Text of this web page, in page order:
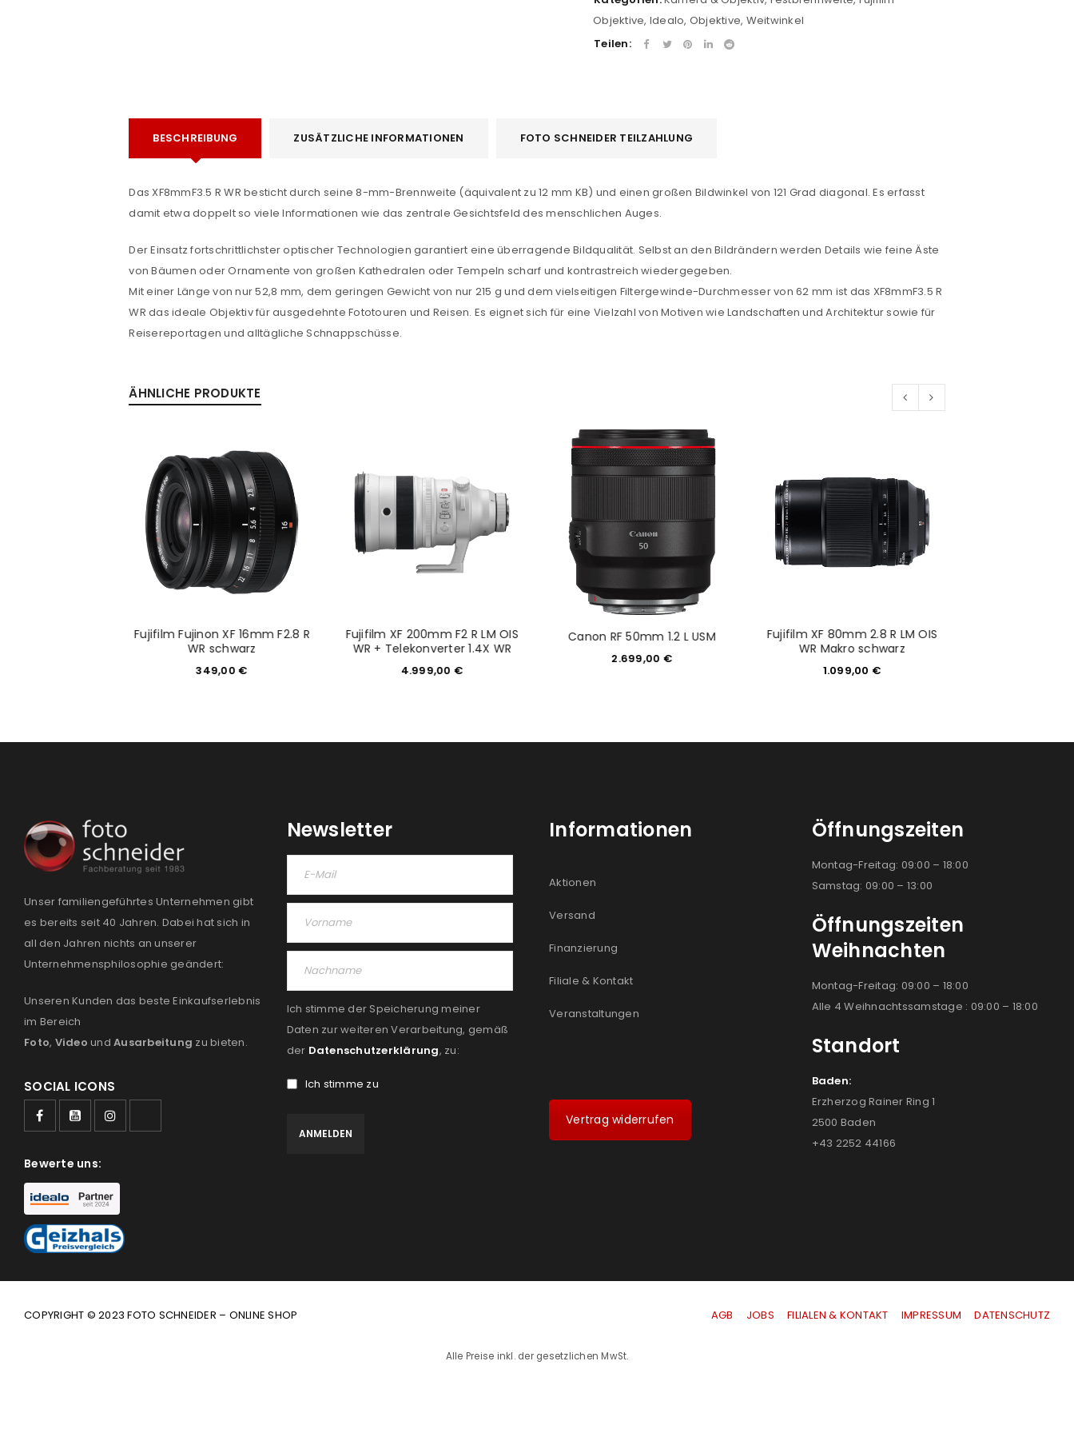
ANMELDEN
Benutzername oder E-Mail-Adresse
Anmeldeformular geschützt durch
PASSWORT VERGESSEN?
REGISTRIEREN
E-Mail-Adresse
Ich stimme zu
Ja, ich möchte ein Kundenkonto eröffnen und akzeptiere die
Datenschutzerklärung. *
Objektive, Idealo, Objektive, Weitwinkel
Teilen:
BESCHREIBUNG ZUSÄTZLICHE INFORMATIONEN FOTO SCHNEIDER TEILZAHLUNG
Das XF8mmF3.5 R WR besticht durch seine 8-mm-Brennweite (äquivalent zu 12 mm KB) und einen großen Bildwinkel von 121 Grad diagonal. Es erfasst
damit etwa doppelt so viele Informationen wie das zentrale Gesichtsfeld des menschlichen Auges.
Der Einsatz fortschrittlichster optischer Technologien garantiert eine überragende Bildqualität. Selbst an den Bildrändern werden Details wie feine Äste
von Bäumen oder Ornamente von großen Kathedralen oder Tempeln scharf und kontrastreich wiedergegeben.
Mit einer Länge von nur 52,8 mm, dem geringen Gewicht von nur 215 g und dem vielseitigen Filtergewinde-Durchmesser von 62 mm ist das XF8mmF3.5 R
WR das ideale Objektiv für ausgedehnte Fototouren und Reisen. Es eignet sich für eine Vielzahl von Motiven wie Landschaften und Architektur sowie für
Reisereportagen und alltägliche Schnappschüsse.
ÄHNLICHE PRODUKTE
Fujifilm Fujinon XF 16mm F2.8 R
WR schwarz
349,00€
Fujifilm XF 200mm F2 R LM OIS
WR + Telekonverter 1.4X WR
4.999,00 €
Canon RF 50mm 1.2 L USM
2.699,00 €
Fujifilm XF 80mm 2.8 R LM OIS
WR Makro schwarz
1.099,00 €
Unser familiengeführtes Unternehmen gibt
es bereits seit 40 Jahren. Dabei hat sich in
all den Jahren nichts an unserer
Unternehmensphilosophie geändert:
Unseren Kunden das beste Einkaufserlebnis
im Bereich
Foto, Video und Ausarbeitung zu bieten.
SOCIAL ICONS
Bewerte uns:
Newsletter
Ich stimme der Speicherung meiner
Daten zur weiteren Verarbeitung, gemäß
der Datenschutzerklärung, zu:
Ich stimme zu
Informationen
Aktionen
Versand
Finanzierung
Filiale & Kontakt
Veranstaltungen
Vertrag widerrufen
Öffnungszeiten
Montag-Freitag: 09:00 – 18:00
Samstag: 09:00 – 13:00
Öffnungszeiten
Weihnachten
Montag-Freitag: 09:00 – 18:00
Alle 4 Weihnachtssamstage : 09:00 – 18:00
Standort
Baden:
Erzherzog Rainer Ring 1
2500 Baden
+43 2252 44166
COPYRIGHT © 2023 FOTO SCHNEIDER – ONLINE SHOP AGB JOBS FILIALEN & KONTAKT IMPRESSUM |DATENSCHUTZ
Alle Preise inkl. der gesetzlichen MwSt.